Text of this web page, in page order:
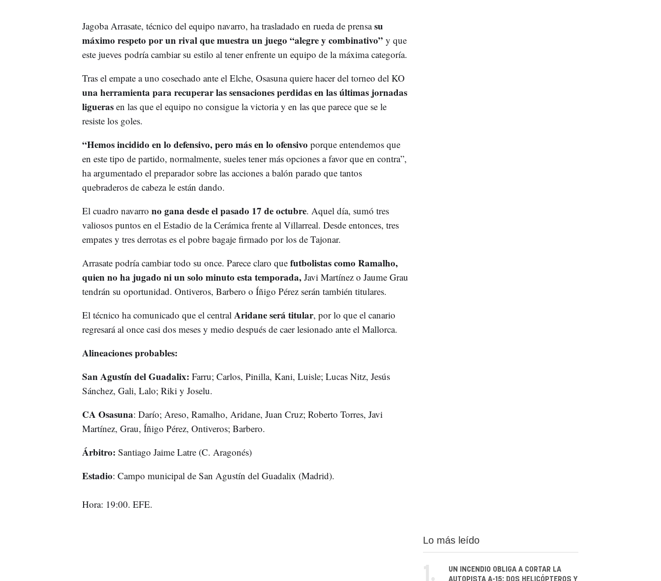
Jagoba Arrasate, técnico del equipo navarro, ha trasladado en rueda de prensasu
máximo respeto por un rival que muestra un juego “alegre y combinativo” y que
este jueves podría cambiar su estilo al tener enfrente un equipo de la máxima categoría.
Tras el empate a uno cosechado ante el Elche, Osasuna quiere hacer del torneo del KO
una herramienta para recuperar las sensaciones perdidas en las últimas jornadas
liguerasen las que el equipo no consigue la victoria y en las que parece que se le
resiste los goles.
“Hemos incidido en lo defensivo, pero más en lo ofensivo porque entendemos que
en este tipo de partido, normalmente, sueles tener más opciones a favor que en contra”,
ha argumentado el preparador sobre las acciones a balón parado que tantos
quebraderos de cabeza le están dando.
El cuadro navarro no gana desde el pasado 17 de octubre. Aquel día, sumó tres
valiosos puntos en el Estadio de la Cerámica frente al Villarreal. Desde entonces, tres
empates y tres derrotas es el pobre bagaje firmado por los de Tajonar.
Arrasate podría cambiar todo su once. Parece claro quefutbolistas como Ramalho,
quien no ha jugado ni un solo minuto esta temporada,Javi Martínez o Jaume Grau
tendrán su oportunidad. Ontiveros, Barbero o Íñigo Pérez serán también titulares.
El técnico ha comunicado que el central Aridane será titular, por lo que el canario
regresará al once casi dos meses y medio después de caer lesionado ante el Mallorca.
Alineaciones probables:
San Agustín del Guadalix: Farru; Carlos, Pinilla, Kani, Luisle; Lucas Nitz, Jesús
Sánchez, Gali, Lalo; Riki y Joselu.
CA Osasuna: Darío; Areso, Ramalho, Aridane, Juan Cruz; Roberto Torres, Javi
Martínez, Grau, Íñigo Pérez, Ontiveros; Barbero.
Árbitro: Santiago Jaime Latre (C. Aragonés)
Estadio: Campo municipal de San Agustín del Guadalix (Madrid).
Hora: 19:00. EFE.
Lo más leído
1.
UN INCENDIO OBLIGA A CORTAR LA
AUTOPISTA A-15: DOS HELICÓPTEROS Y